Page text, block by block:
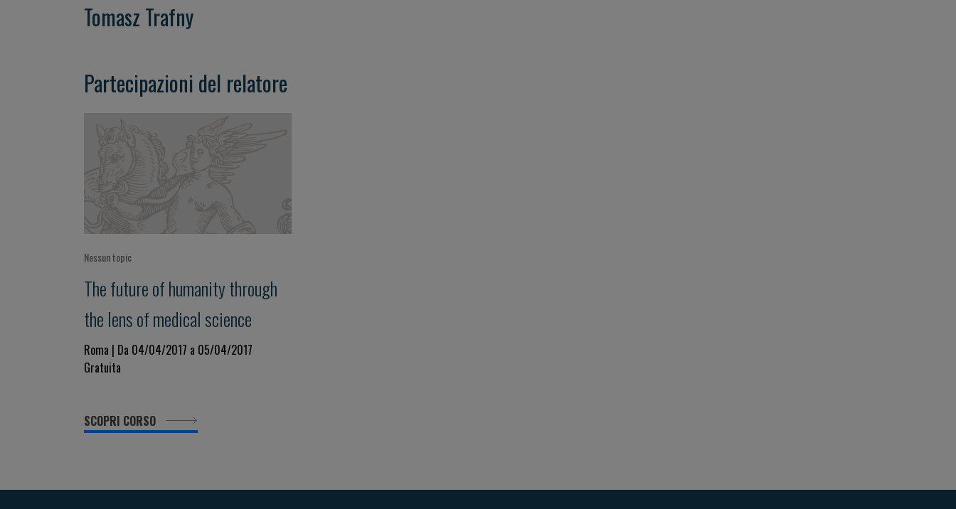
Tomasz Trafny
Partecipazioni del relatore
Nessun topic
The future of humanity through
the lens of medical science
Roma | Da 04/04/2017 a 05/04/2017
Gratuita
SCOPRI CORSO